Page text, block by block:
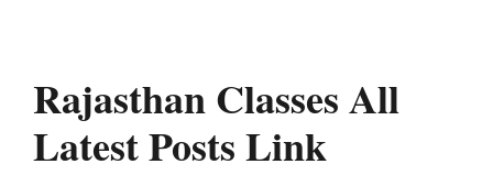
Rajasthan Classes All
Latest Posts Link